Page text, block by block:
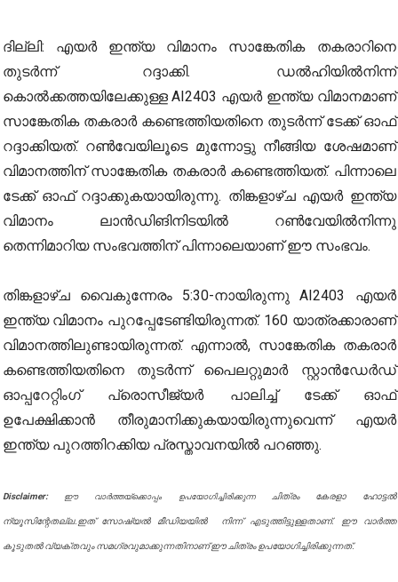
ദില്ലി: എയർ ഇന്ത്യ വിമാനം സാങ്കേതിക തകരാറിനെ
തുടർന്ന് റദ്ദാക്കി. ഡൽഹിയിൽനിന്ന്
കൊൽക്കത്തയിലേക്കുള്ള AI2403 എയർ ഇന്ത്യ വിമാനമാണ്
സാങ്കേതിക തകരാർ കണ്ടെത്തിയതിനെ തുടർന്ന് ടേക്ക് ഓഫ്
റദ്ദാക്കിയത്. റൺവേയിലൂടെ മുന്നോട്ടു നീങ്ങിയ ശേഷമാണ്
വിമാനത്തിന് സാങ്കേതിക തകരാർ കണ്ടെത്തിയത്. പിന്നാലെ
ടേക്ക് ഓഫ് റദ്ദാക്കുകയായിരുന്നു. തിങ്കളാഴ്ച എയർ ഇന്ത്യ
വിമാനം ലാൻഡിങിനിടയിൽ റൺവേയിൽനിന്നു
തെന്നിമാറിയ സംഭവത്തിന് പിന്നാലെയാണ് ഈ സംഭവം.
തിങ്കളാഴ്ച വൈകുന്നേരം 5:30-നായിരുന്നു AI2403 എയർ
ഇന്ത്യ വിമാനം പുറപ്പേടേണ്ടിയിരുന്നത്. 160 യാത്രക്കാരാണ്
വിമാനത്തിലുണ്ടായിരുന്നത്. എന്നാൽ, സാങ്കേതിക തകരാർ
കണ്ടെത്തിയതിനെ തുടർന്ന് പൈലറ്റുമാർ സ്റ്റാൻഡേർഡ്
ഓപ്പറേറ്റിംഗ് പ്രൊസീജ്യർ പാലിച്ച് ടേക്ക് ഓഫ്
ഉപേക്ഷിക്കാൻ തീരുമാനിക്കുകയായിരുന്നുവെന്ന് എയർ
ഇന്ത്യ പുറത്തിറക്കിയ പ്രസ്താവനയിൽ പറഞ്ഞു.
Disclaimer: ഈ വാർത്തയ്ക്കൊപ്പം ഉപയോഗിച്ചിരിക്കുന്ന ചിത്രം കേരളാ ഹോട്ടൽ
ന്യൂസിന്റേതല്ല.ഇത് സോഷ്യൽ മീഡിയയിൽ നിന്ന് എടുത്തിട്ടുള്ളതാണ്. ഈ വാർത്ത
കൂടുതൽ വ്യക്തവും സമഗ്രവുമാക്കുന്നതിനാണ് ഈ ചിത്രം ഉപയോഗിച്ചിരിക്കുന്നത്.